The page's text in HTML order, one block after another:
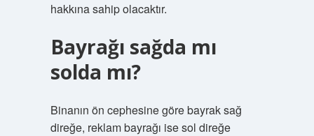
hakkına sahip olacaktır.
Bayrağı sağda mı
solda mı?
Binanın ön cephesine göre bayrak sağ
direğe, reklam bayrağı ise sol direğe